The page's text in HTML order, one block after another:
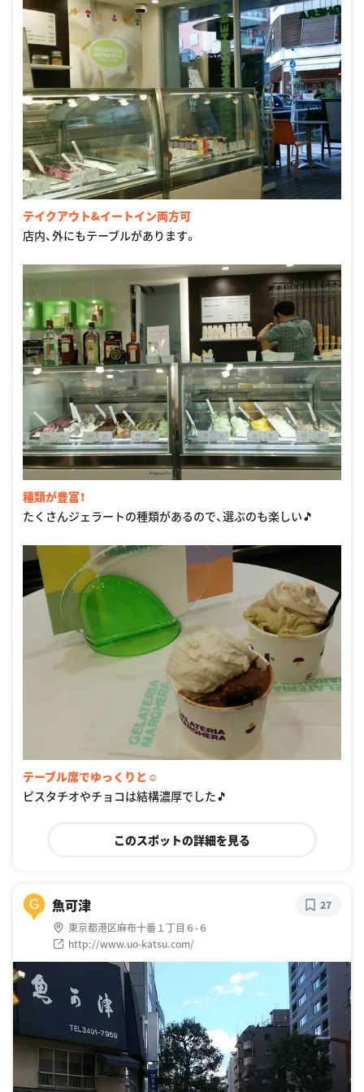
テイクアウト&イートイン両方可
店内、外にもテーブルがあります。
種類が豊富！
たくさんジェラートの種類があるので、選ぶのも楽しい🎵
テーブル席でゆっくりと☺
ピスタチオやチョコは結構濃厚でした🎵
このスポットの詳細を見る
G 魚可津
東京都港区麻布十番１丁目６-６
http://www.uo-katsu.com/
27